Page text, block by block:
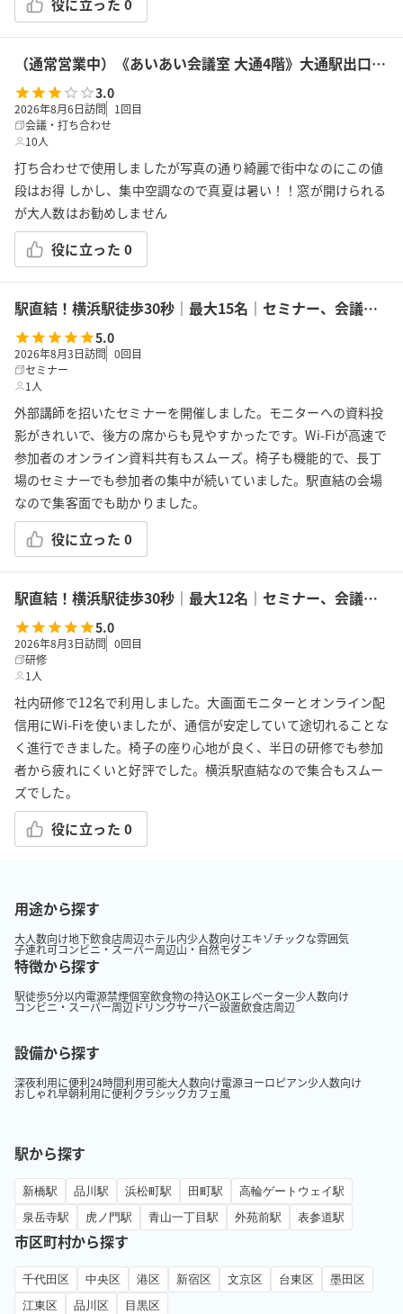
役に立った 0
（通常営業中）《あいあい会議室 大通4階》大通駅出口18から30秒！最大14名収容！プロジェクター、Wi-Fi、ホワイトボード完備
3.0
2026年8月6日訪問 1 回目
会議・打ち合わせ
10人
打ち合わせで使用しましたが写真の通り綺麗で街中なのにこの値
段はお得 しかし、集中空調なので真夏は暑い！！窓が開けられる
が大人数はお勧めしません
役に立った 0
駅直結！横浜駅徒歩30秒｜最大15名｜セミナー、会議の利用に最適！エキニア横浜｜5階ハマポート「パプリカ」
5.0
2026年8月3日訪問 0回目
セミナー
1人
外部講師を招いたセミナーを開催しました。モニターへの資料投
影がきれいで、後方の席からも見やすかったです。Wi-Fiが高速で
参加者のオンライン資料共有もスムーズ。椅子も機能的で、長丁
場のセミナーでも参加者の集中が続いていました。駅直結の会場
なので集客面でも助かりました。
役に立った 0
駅直結！横浜駅徒歩30秒｜最大12名｜セミナー、会議の利用に最適！エキニア横浜｜5階ハマポート「ミント」
5.0
2026年8月3日訪問 0回目
研修
1人
社内研修で12名で利用しました。大画面モニターとオンライン配
信用にWi-Fiを使いましたが、通信が安定していて途切れることな
く進行できました。椅子の座り心地が良く、半日の研修でも参加
者から疲れにくいと好評でした。横浜駅直結なので集合もスムー
ズでした。
役に立った 0
用途から探す
大人数向け地下飲食店周辺ホテル内少人数向けエキゾチックな雰囲気
子連れ可コンビニ・スーパー周辺山・自然モダン
特徴から探す
駅徒歩5分以内電源禁煙個室飲食物の持込OKエレベーター少人数向け
コンビニ・スーパー周辺ドリンクサーバー設置飲食店周辺
設備から探す
深夜利用に便利24時間利用可能大人数向け電源ヨーロピアン少人数向け
おしゃれ早朝利用に便利クラシックカフェ風
駅から探す
新橋駅 品川駅 浜松町駅 田町駅
高輪ゲートウェイ駅
泉岳寺駅
虎ノ門駅 青山一丁目駅 外苑前駅 表参道駅
市区町村から探す
千代田区 中央区 港区 新宿区 文京区 台東区
墨田区
江東区
品川区 目黒区